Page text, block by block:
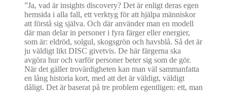
”Ja, vad är insights discovery? Det är enligt deras egen
hemsida i alla fall, ett verktyg för att hjälpa människor
att förstå sig själva. Och där använder man en modell
där man delar in personer i fyra färger eller energier,
som är: eldröd, solgul, skogsgrön och havsblå. Så det är
ju väldigt likt DISC givetvis. De här färgerna ska
avgöra hur och varför personer beter sig som de gör.
När det gäller trovärdigheten kan man väl sammanfatta
en lång historia kort, med att det är väldigt, väldigt
dåligt. Det är baserat på tre problem egentligen: ett, man